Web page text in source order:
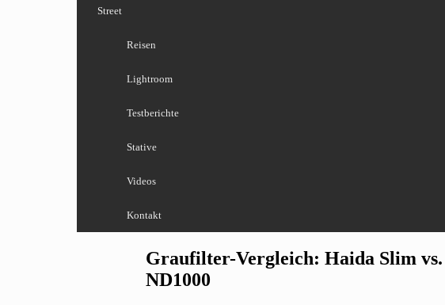
Street
Reisen
Lightroom
Testberichte
Stative
Videos
Kontakt
Graufilter-Vergleich: Haida Slim
ND1000